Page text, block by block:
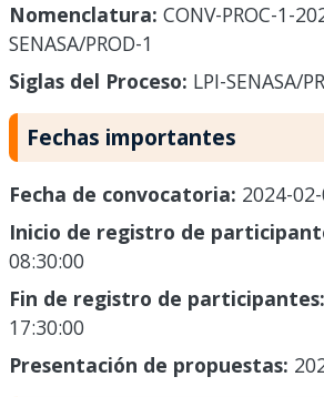
Nomenclatura: CONV-PROC-1-
SENASA/PROD-1
Siglas del Proceso: LPI-SENASA/
Fechas importantes
Fecha de convocatoria: 2024-
Inicio de registro de
08:30:00
Fin de registro de participantes:
17:30:00
Presentación de propuestas: